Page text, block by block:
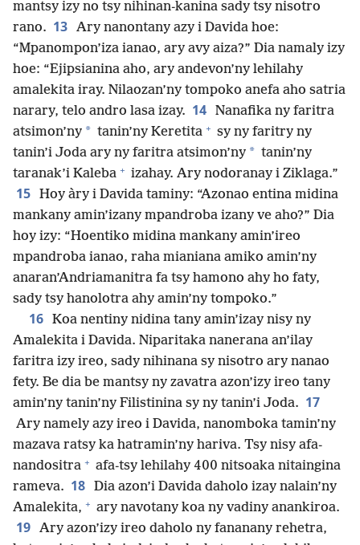
mantsy izy no tsy nihinan-kanina sady tsy nisotro
rano. 13 Ary nanontany azy i Davida hoe:
“Mpanompon’iza ianao, ary avy aiza?” Dia namaly izy
hoe: “Ejipsianina aho, ary andevon’ny lehilahy
amalekita iray. Nilaozan’ny tompoko anefa aho satria
narary, telo andro lasa izay. 14 Nanafika ny faritra
atsimon’ny * tanin’ny Keretita + sy ny faritry ny
tanin’i Joda ary ny faritra atsimon’ny * tanin’ny
taranak’i Kaleba + izahay. Ary nodoranay i Ziklaga.”
15 Hoy àry i Davida taminy: “Azonao entina midina
mankany amin’izany mpandroba izany ve aho?” Dia
hoy izy: “Hoentiko midina mankany amin’ireo
mpandroba ianao, raha mianiana amiko amin’ny
anaran’Andriamanitra fa tsy hamono ahy ho faty,
sady tsy hanolotra ahy amin’ny tompoko.”
16 Koa nentiny nidina tany amin’izay nisy ny
Amalekita i Davida. Niparitaka nanerana an’ilay
faritra izy ireo, sady nihinana sy nisotro ary nanao
fety. Be dia be mantsy ny zavatra azon’izy ireo tany
amin’ny tanin’ny Filistinina sy ny tanin’i Joda. 17
Ary namely azy ireo i Davida, nanomboka tamin’ny
mazava ratsy ka hatramin’ny hariva. Tsy nisy afa-
nandositra + afa-tsy lehilahy 400 nitsoaka nitaingina
rameva. 18 Dia azon’i Davida daholo izay nalain’ny
Amalekita, + ary navotany koa ny vadiny anankiroa.
19 Ary azon’izy ireo daholo ny fananany rehetra,